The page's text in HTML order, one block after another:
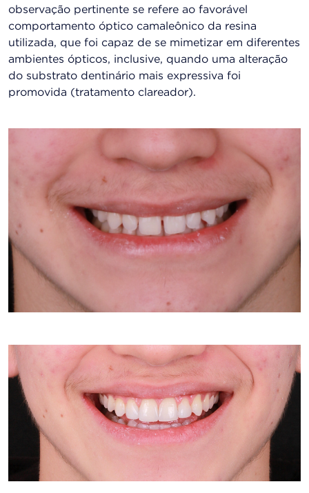
observação pertinente se refere ao favorável
comportamento óptico camaleônico da resina
utilizada, que foi capaz de se mimetizar em diferentes
ambientes ópticos, inclusive, quando uma alteração
do substrato dentinário mais expressiva foi
promovida (tratamento clareador).